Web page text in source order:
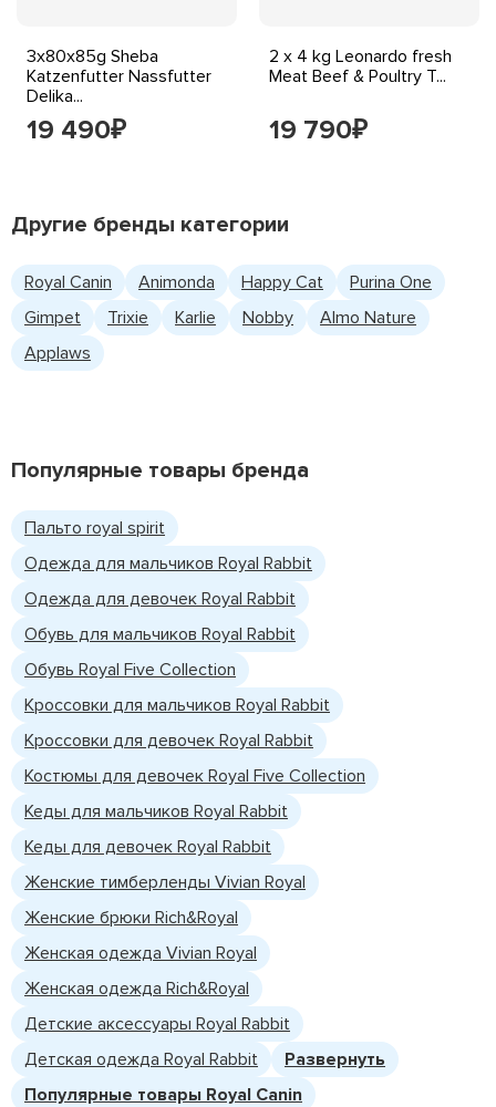
3x80x85g Sheba
Katzenfutter Nassfutter
Delika...
19 490₽
2 x 4 kg Leonardo fresh
Meat Beef & Poultry T...
19 790₽
Другие бренды категории
Royal Canin Animonda Happy Cat
Purina One
Gimpet
Trixie Karlie Nobby
Almo Nature
Applaws
Популярные товары бренда
Пальто royal spirit
Одежда для мальчиков Royal Rabbit
Одежда для девочек Royal Rabbit
Обувь для мальчиков Royal Rabbit
Обувь Royal Five Collection
Кроссовки для мальчиков Royal Rabbit
Кроссовки для девочек Royal Rabbit
Костюмы для девочек Royal Five Collection
Кеды для мальчиков Royal Rabbit
Кеды для девочек Royal Rabbit
Женские тимберленды Vivian Royal
Женские брюки Rich&Royal
Женская одежда Vivian Royal
Женская одежда Rich&Royal
Детские аксессуары Royal Rabbit
Детская одежда Royal Rabbit
Развернуть
Популярные товары Royal Canin